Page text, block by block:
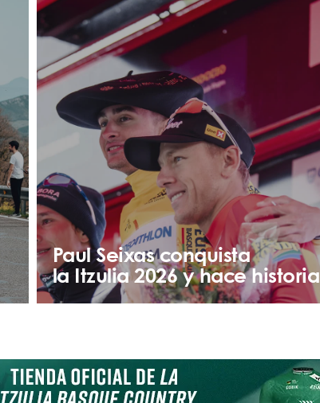
Paul Seixas conquista
la Itzulia 2026 y hace historia